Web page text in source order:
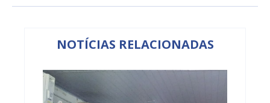
NOTÍCIAS RELACIONADAS